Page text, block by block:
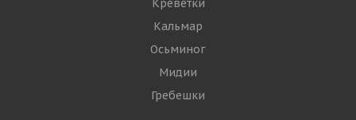
РЫБА
Филе и стейки
Рыба свежемороженая
Рыба охлаждённая